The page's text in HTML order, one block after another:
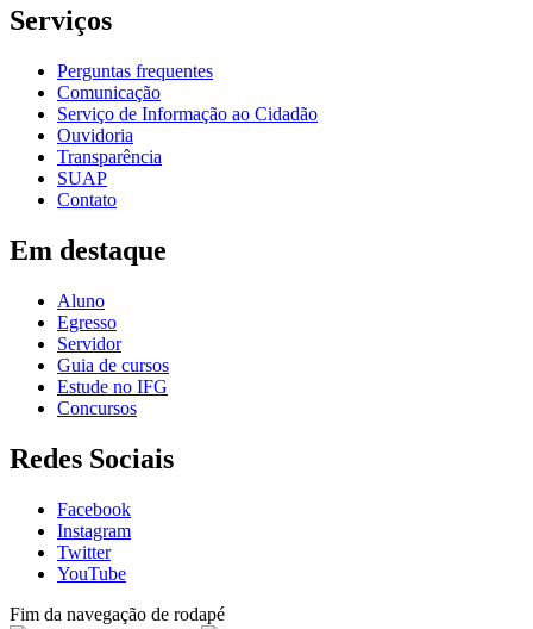
Serviços
Perguntas frequentes
Comunicação
Serviço de Informação ao Cidadão
Ouvidoria
Transparência
SUAP
Contato
Em destaque
Aluno
Egresso
Servidor
Guia de cursos
Estude no IFG
Concursos
Redes Sociais
Facebook
Instagram
Twitter
YouTube
Fim da navegação de rodapé